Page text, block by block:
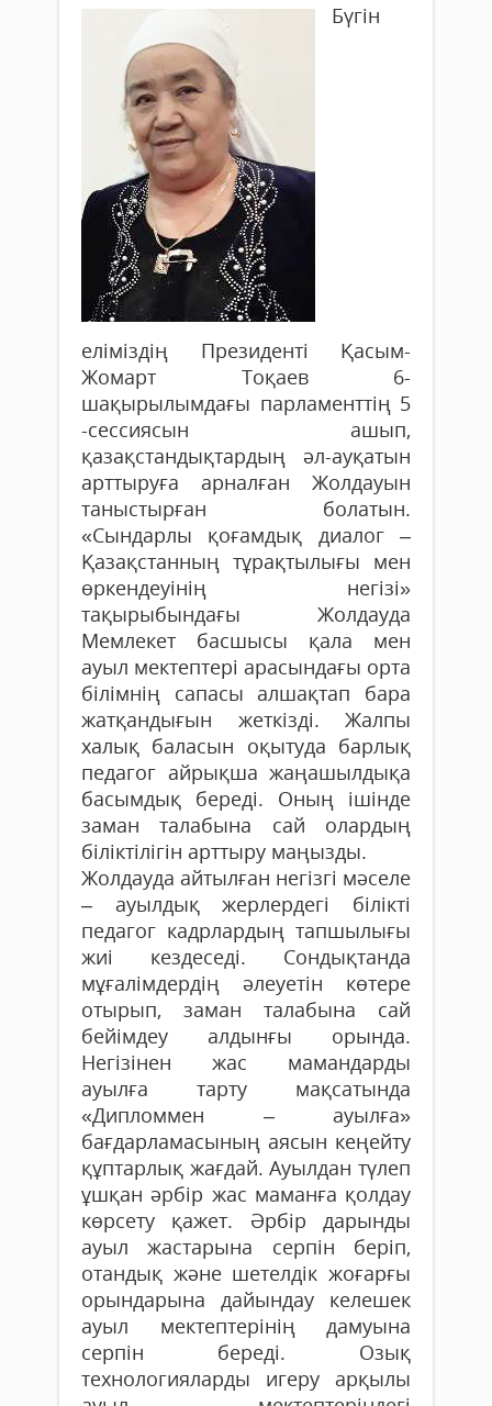
Бүгін
еліміздің Президенті Қасым-
Жомарт Тоқаев 6-
шақырылымдағы парламенттің 5
-сессиясын ашып,
қазақстандықтардың әл-ауқатын
арттыруға арналған Жолдауын
таныстырған болатын.
«Сындарлы қоғамдық диалог –
Қазақстанның тұрақтылығы мен
өркендеуінің негізі»
тақырыбындағы Жолдауда
Мемлекет басшысы қала мен
ауыл мектептері арасындағы орта
білімнің сапасы алшақтап бара
жатқандығын жеткізді. Жалпы
халық баласын оқытуда барлық
педагог айрықша жаңашылдықа
басымдық береді. Оның ішінде
заман талабына сай олардың
біліктілігін арттыру маңызды.
Жолдауда айтылған негізгі мәселе
– ауылдық жерлердегі білікті
педагог кадрлардың тапшылығы
жиі кездеседі. Сондықтанда
мұғалімдердің әлеуетін көтере
отырып, заман талабына сай
бейімдеу алдынғы орында.
Негізінен жас мамандарды
ауылға тарту мақсатында
«Дипломмен – ауылға»
бағдарламасының аясын кеңейту
құптарлық жағдай. Ауылдан түлеп
ұшқан әрбір жас маманға қолдау
көрсету қажет. Әрбір дарынды
ауыл жастарына серпін беріп,
отандық және шетелдік жоғарғы
орындарына дайындау келешек
ауыл мектептерінің дамуына
серпін береді. Озық
технологияларды игеру арқылы